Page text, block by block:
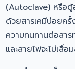
(Autoclave) หรือตู้
ด้วยสารเคมีบ่อยครั้
ความทนทานต่อสาร
และสายไฟจะไม่เสื่อ